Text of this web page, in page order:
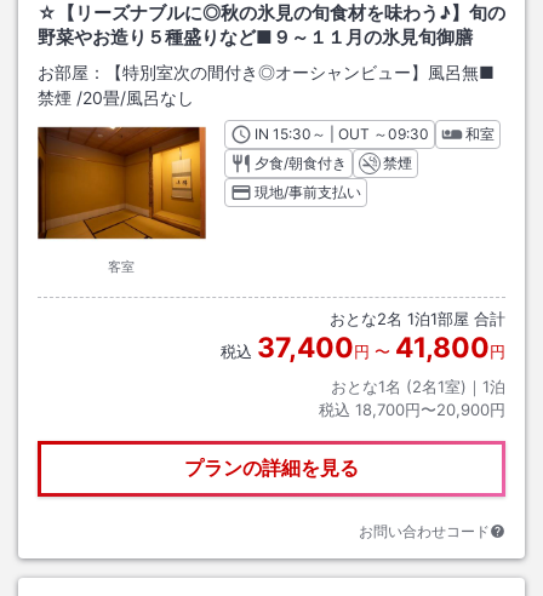
☆【リーズナブルに◎秋の氷見の旬食材を味わう♪】旬の
野菜やお造り５種盛りなど■９～１１月の氷見旬御膳
お部屋：
【特別室次の間付き◎オーシャンビュー】風呂無■
禁煙 /20畳/風呂なし
客室
INチェックイン
15:30 ～ | OUT チェックアウト
～09:30
和室
夕食/朝食付き
禁煙
現地/事前支払い
おとな2名 1泊1部屋 合計
税込 37,400円 〜 41,800円
おとな1名 (2名1室)｜ 1泊
税込 18,700円〜20,900円
プランの詳細を見る
お問い合わせコード